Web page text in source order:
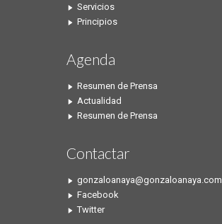
Servicios
Principios
Agenda
Resumen de Prensa
Actualidad
Resumen de Prensa
Contactar
gonzaloanaya@gonzaloanaya.com
Facebook
Twitter